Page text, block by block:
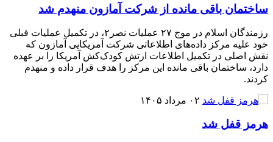
ساختمان باقی مانده از شرکت آمازون منهدم شد
رزمندگان اسلام در موج ۲۷ عملیات نصر۲، در تکمیل عملیات قبلی
خود علیه مرکز داده‌های اطلاعاتی شرکت آمریکایی آمازون که
نقش اصلی در تکمیل اطلاعات ارتش کودک‌کش آمریکا را بر عهده
دارد، ساختمان باقی مانده این مرکز را هدف قرار داده و منهدم
کردند.
۰۲ مرداد ۱۴۰۵
هرمز قفل شد